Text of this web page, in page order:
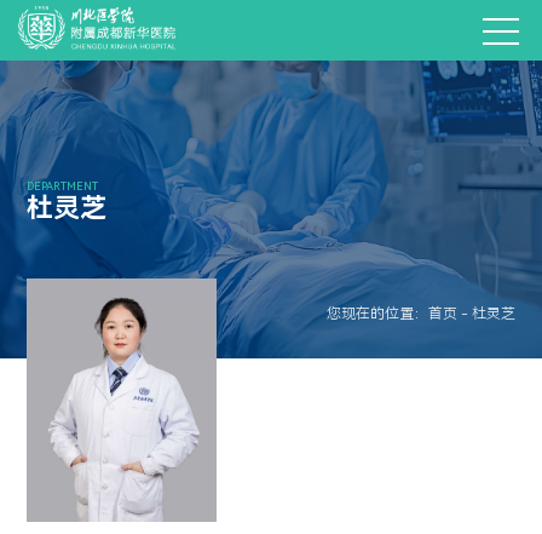
DEPARTMENT
杜灵芝
您现在的位置：首页 - 杜灵芝